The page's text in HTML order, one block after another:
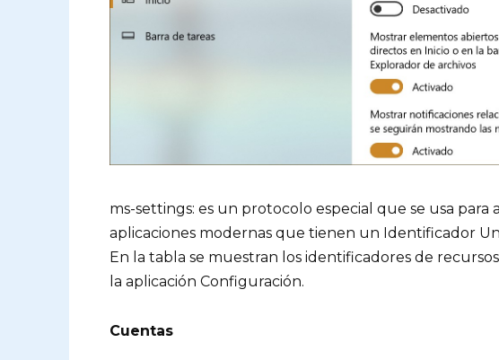
ms-settings: es un protocolo especial que se usa
aplicaciones modernas que tienen un Identificador
En la tabla se muestran los identificadores de
la aplicación Configuración.
Cuentas